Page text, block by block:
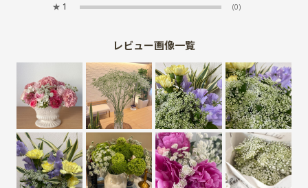
★ 1 (0)
レビュー画像一覧